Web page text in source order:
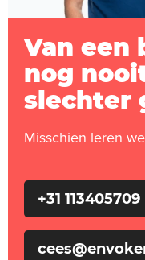
Van een
nog
slechter
Misschien leren
+31 113405709